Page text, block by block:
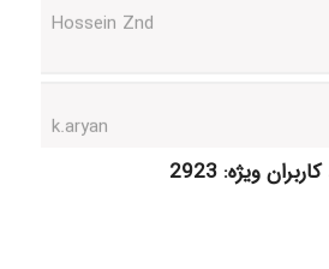
ویژه: 2923